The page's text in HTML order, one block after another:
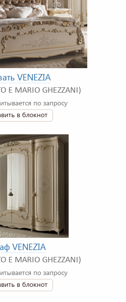
VENEZIA
E MARIO GHEZZANI)
по запросу
в блокнот
VENEZIA
E MARIO GHEZZANI)
по запросу
в блокнот